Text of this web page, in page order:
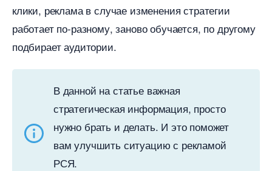
клики, реклама в случае изменения стратегии
работает по-разному, заново обучается, по другому
подбирает аудитории.
данной на статье важная
стратегическая информация, просто
нужно брать и делать. И это поможет
ам улучшить ситуацию с рекламой
РСЯ.